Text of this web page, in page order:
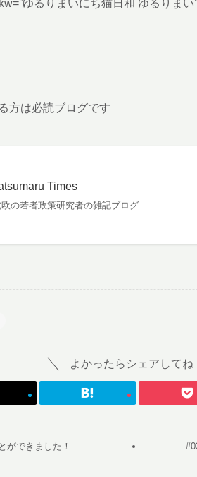
ゆるりまいにち猫日和 ゆるりまい
方は必読ブログです
Times
欧の若者政策研究者の雑記ブログ
よかったらシェアしてね
ができました！